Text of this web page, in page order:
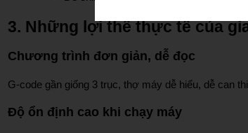
3. Những lợi thế thực tế của
Chương trình đơn giản, dễ đọc
G-code gần giống 3 trục, thợ máy dễ hiểu, dễ can
Độ ổn định cao khi chạy máy